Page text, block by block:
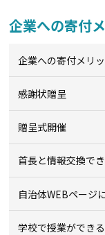
企業への寄付
企業への寄付メリ
感謝状贈呈
贈呈式開催
首長と情報交換で
自治体WEBページ
学校で授業ができる